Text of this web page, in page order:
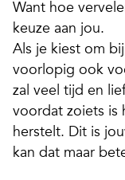
Want hoe
keuze aan jou.
Als je kiest om
voorlopig ook
zal veel tijd en
voordat zoiets is
herstelt. Dit is
kan dat maar